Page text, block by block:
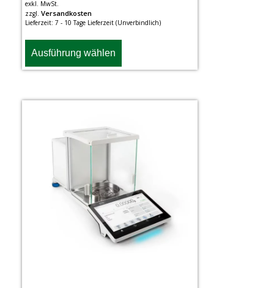
exkl. MwSt.
zzgl. Versandkosten
Lieferzeit: 7 - 10 Tage Lieferzeit (Unverbindlich)
Ausführung wählen